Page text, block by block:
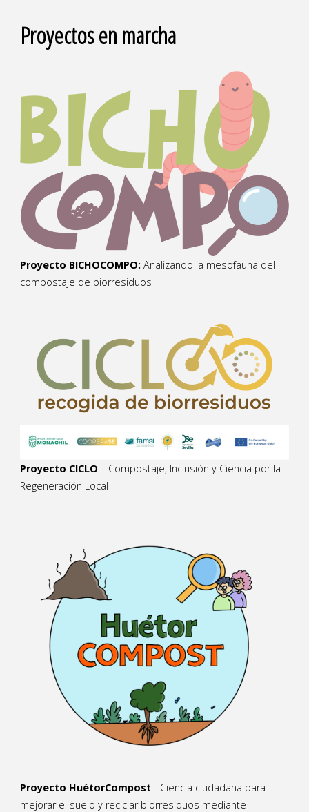
Proyectos en marcha
Proyecto BICHOCOMPO: Analizando la mesofauna del
compostaje de biorresiduos
Proyecto CICLO – Compostaje, Inclusión y Ciencia por la
Regeneración Local
Proyecto HuétorCompost - Ciencia ciudadana para
mejorar el suelo y reciclar biorresiduos mediante